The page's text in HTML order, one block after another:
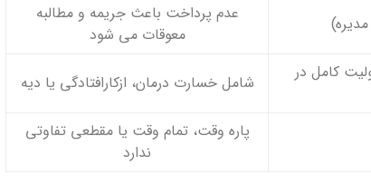
عدم پرداخت باعث جریمه و مطالبه
معوقات می شود
کامل در
شامل خسارت درمان، ازکارافتادگی یا دیه
پاره وقت، تمام وقت یا مقطعی تفاوتی
ندارد